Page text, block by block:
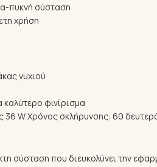
πυκνή σύσταση
χρήση
νυχιού
καλύτερο φινίρισμα
36 W Χρόνος σκλήρυνσης: 60
σύσταση που διευκολύνει την